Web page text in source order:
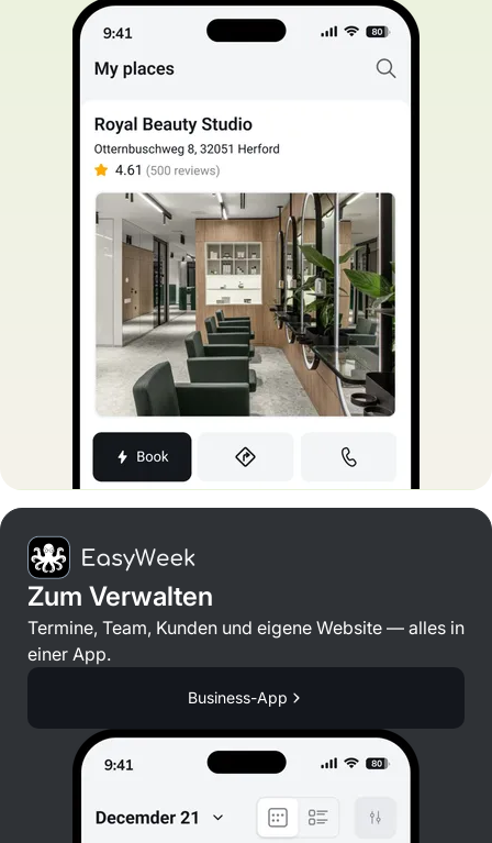
Zum Verwalten
Termine, Team, Kunden und eigene Website — alles in
einer App.
Business-App